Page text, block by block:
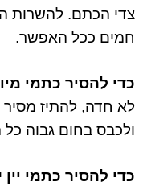
צדי הכתם. להשרות
חמים ככל האפשר.
כדי להסיר כתמי
לא חדה, להתיז
ולכבס בחום גבוה
כדי להסיר כתמי יין